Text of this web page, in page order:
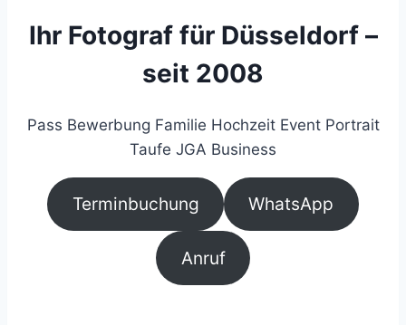
Ihr Fotograf für Düsseldorf –
seit 2008
Pass Bewerbung Familie Hochzeit Event Portrait
Taufe JGA Business
Terminbuchung WhatsApp
Anruf